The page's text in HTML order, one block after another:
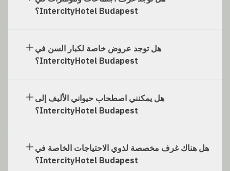
IntercityHotel Budapest؟
هل توجد عروض خاصة لكبار السن في
IntercityHotel Budapest؟
هل يمكنني اصطحاب حيواني الأليف إلى
IntercityHotel Budapest؟
هل هناك غرف مخصصة لذوي الاحتياجات الخاصة في
IntercityHotel Budapest؟